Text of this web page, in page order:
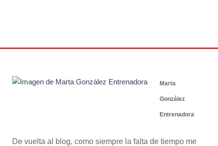
Marta
González
Entrenadora
De vuelta al blog, como siempre la falta de tiempo me